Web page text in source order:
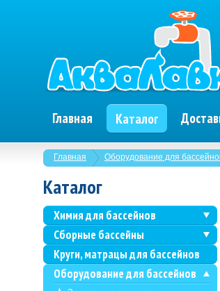
Главная Каталог
Главная Оборудование для
Каталог
Химия для бассейнов
Сборные бассейны
Круги, матрацы для бассейнов
Оборудование для бассейнов